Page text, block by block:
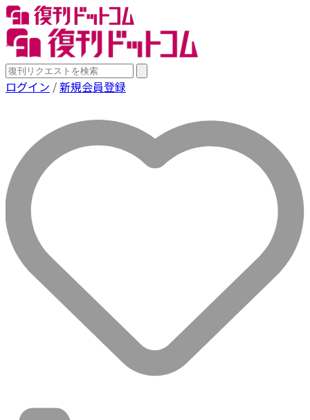
ログイン /新規会員登録